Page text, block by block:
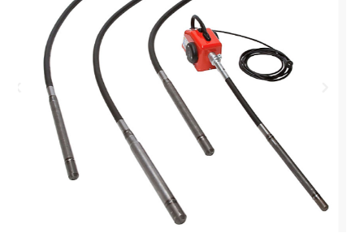
Kontaktai
Atsijungti
SIŲSTI